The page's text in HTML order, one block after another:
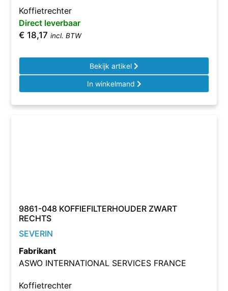
Koffietrechter
Direct leverbaar
€ 18,17 incl. BTW
Bekijk artikel
In winkelmand
9861-048 KOFFIEFILTERHOUDER ZWART
RECHTS
SEVERIN
Fabrikant
ASWO INTERNATIONAL SERVICES FRANCE
Koffietrechter